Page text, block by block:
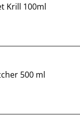
Krill 100ml
500 ml